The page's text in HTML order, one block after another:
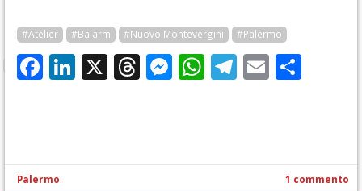
#Atelier #Balarm #Nuovo Montevergini #Palermo
Facebook
LinkedIn
X Threads
Messenger
WhatsApp
Telegram
Email
Palermo 1 commento